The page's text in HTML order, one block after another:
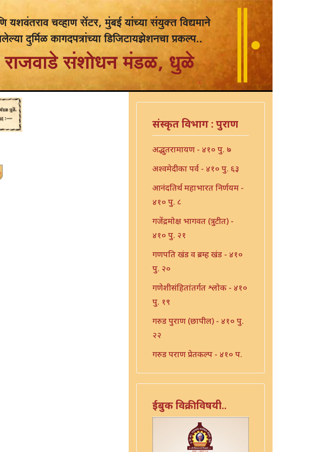
संस्कृत विभाग : पुराण
अद्भुतरामायण - ४१० पु. ७
अश्वमेदीका पर्व - ४१० पु. ६३
आनंदतिर्थ महाभारत निर्णयम -
४१० पु. ८
गजेंद्रमोक्ष भागवत (त्रुटीत) -
४१० पु. २१
गणपति खंड व ब्रम्ह खंड - ४१०
पु. २०
गणेशीसंहितांतर्गत श्लोक - ४१०
पु. १९
गरुड पुराण (छापील) - ४१० पु.
२२
गरुड पुराण प्रेतकल्प - ४१० पु.
चतुःश्लोकी भागवत - ४१० पु.
४३
चतुःश्लोकी भागवत - ४१० पु.
ईबुक विक्रीविषयी..